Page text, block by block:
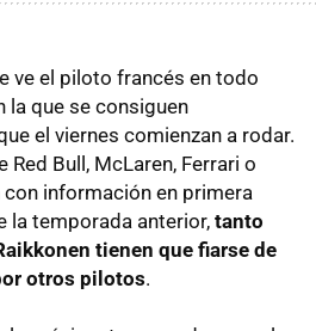
ve el piloto francés en todo
la que se consiguen
el viernes comienzan a rodar.
Bull, McLaren, Ferrari o
información en primera
la temporada anterior, tanto
tienen que fiarse de
otros pilotos.